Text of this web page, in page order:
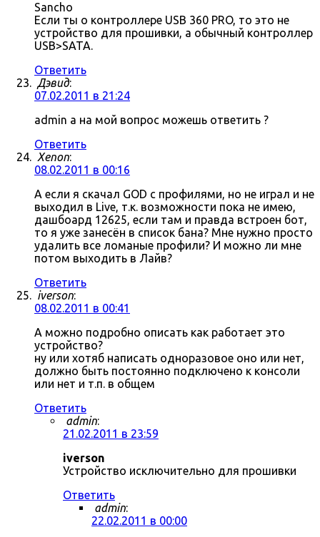
Sancho
Если ты о контроллере USB 360 PRO, то это не
устройство для прошивки, а обычный контроллер
USB>SATA.
Ответить
Дэвид:
07.02.2011 в 21:24
admin а на мой вопрос можешь ответить ?
Ответить
Xenon:
08.02.2011 в 00:16
А если я скачал GOD с профилями, но не играл и не
выходил в Live, т.к. возможности пока не имею,
дашбоард 12625, если там и правда встроен бот,
то я уже занесён в список бана? Мне нужно просто
удалить все ломаные профили? И можно ли мне
потом выходить в Лайв?
Ответить
iverson:
08.02.2011 в 00:41
А можно подробно описать как работает это
устройство?
ну или хотяб написать одноразовое оно или нет,
должно быть постоянно подключено к консоли
или нет и т.п. в общем
Ответить
admin:
21.02.2011 в 23:59
iverson
Устройство исключительно для прошивки
Ответить
admin:
22.02.2011 в 00:00